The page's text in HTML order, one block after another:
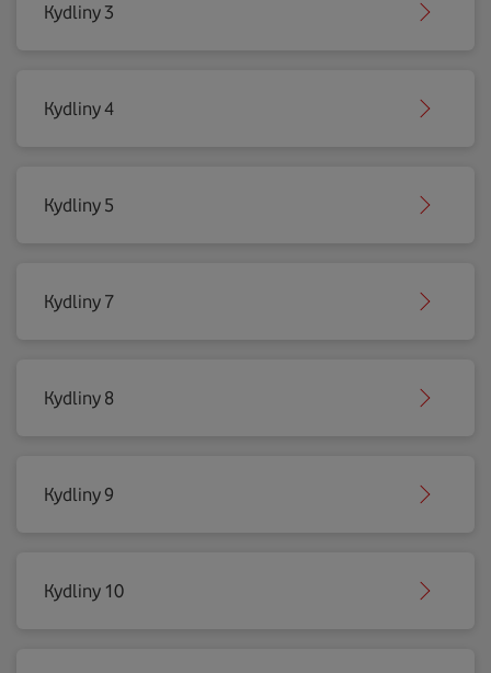
Kydliny 3
Kydliny 4
Kydliny 5
Kydliny 7
Kydliny 8
Kydliny 9
Kydliny 10